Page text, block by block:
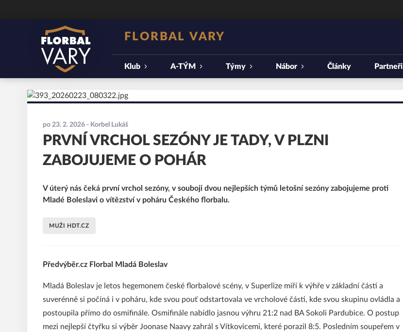
FLORBAL VARY
Klub A-TÝM Týmy Nábor Články Partneři
po 23. 2. 2026 - Korbel Lukáš
PRVNÍ VRCHOL SEZÓNY JE TADY, V PLZNI
ZABOJUJEME O POHÁR
V úterý nás čeká první vrchol sezóny, v souboji dvou nejlepších týmů letošní sezóny zabojujeme proti
Mladé Boleslavi o vítězství v poháru Českého florbalu.
MUŽI HDT.CZ
Předvýběr.cz Florbal Mladá Boleslav
Mladá Boleslav je letos hegemonem české florbalové scény, v Superlize míří k výhře v základní části a
suverénně si počíná i v poháru, kde svou pouť odstartovala ve vrcholové části, kde svou skupinu ovládla a
postoupila přímo do osmifinále. Osmifinále nabídlo jasnou výhru 21:2 nad BA Sokoli Pardubice. O postup
mezi nejlepší čtyřku si výběr Joonase Naavy zahrál s Vítkovicemi, které porazil 8:5. Posledním soupeřem v